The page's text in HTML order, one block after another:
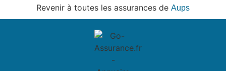
Revenir à toutes les assurances de Aups